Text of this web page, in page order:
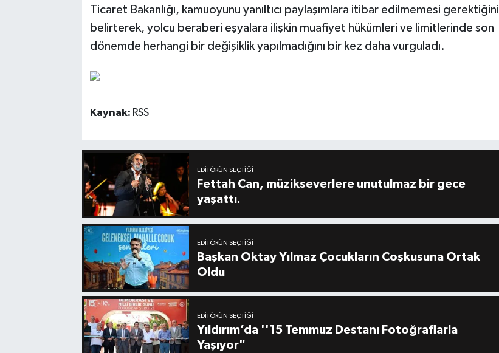
Ticaret Bakanlığı, kamuoyunu yanıltıcı paylaşımlara itibar edilmemesi gerektiğini
belirterek, yolcu beraberi eşyalara ilişkin muafiyet hükümleri ve limitlerinde son
dönemde herhangi bir değişiklik yapılmadığını bir kez daha vurguladı.
Kaynak: RSS
EDITÖRÜN SEÇTIĞI
Fettah Can, müzikseverlere unutulmaz bir gece
yaşattı.
EDITÖRÜN SEÇTIĞI
Başkan Oktay Yılmaz Çocukların Coşkusuna Ortak
Oldu
EDITÖRÜN SEÇTIĞI
Yıldırım’da ''15 Temmuz Destanı Fotoğraflarla
Yaşıyor"